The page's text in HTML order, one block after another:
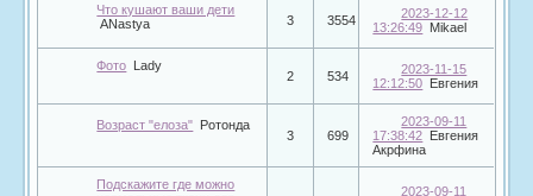
Что кушают ваши дети
ANastya
3 3554
2023-12-12
13:26:49 Mikael
Фото Lady
2 534
2023-11-15
12:12:50 Евгения
Возраст "елоза" Ротонда
3 699
2023-09-11
17:38:42 Евгения
Акрфина
Подскажите где можно
2023-09-11